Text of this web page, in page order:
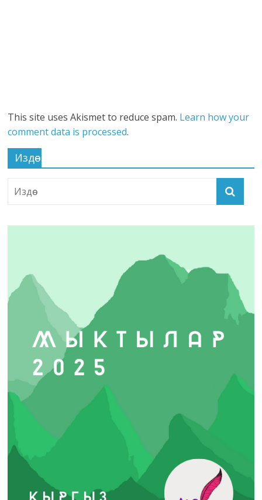
This site uses Akismet to reduce spam. Learn how your
comment data is processed.
Издөө